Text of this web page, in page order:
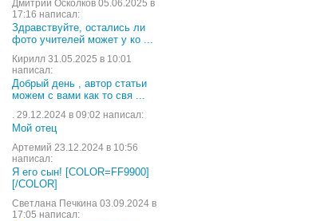
Дмитрий Осколков 05.06.2025 в
17:16 написал:
Здравствуйте, остались ли
фото учителей может у ко ...
Кирилл 31.05.2025 в 10:01
написал:
Добрый день , автор статьи
можем с вами как то свя ...
. 29.12.2024 в 09:02 написал:
Мой отец
Артемий 23.12.2024 в 10:56
написал:
Я его сын! [COLOR=FF9900]
[/COLOR]
Светлана Печкина 03.09.2024 в
17:05 написал: